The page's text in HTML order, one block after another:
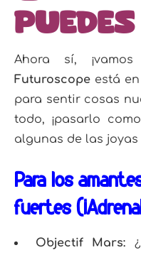
Ahora sí,
Futuroscope está
para sentir cosas
todo, ¡pasarlo
algunas de las
Para los
fuertes
Objectif Mars: